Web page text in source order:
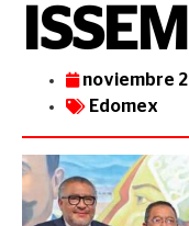
noviembre
Edomex